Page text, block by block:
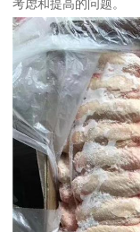
考虑和提高的问题。